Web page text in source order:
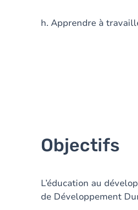
h. Apprendre à
Objectifs
L’éducation au
de Développement